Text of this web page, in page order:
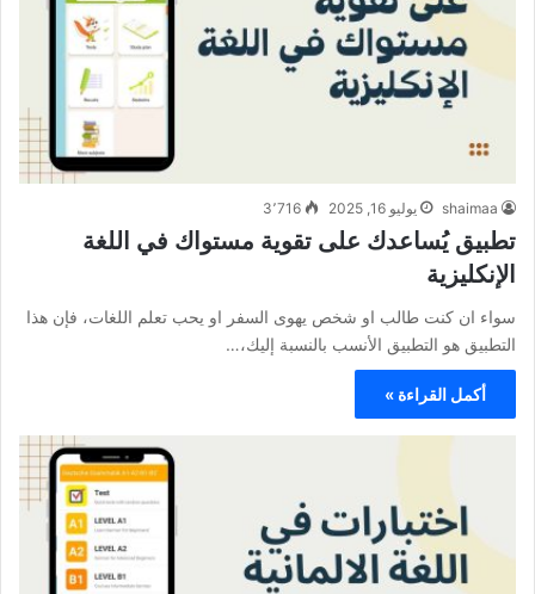
shaimaa يوليو 16, 2025 3٬716
تطبيق يُساعدك على تقوية مستواك في اللغة
الإنكليزية
سواء ان كنت طالب او شخص يهوى السفر او يحب تعلم اللغات، فإن هذا
التطبيق هو التطبيق الأنسب بالنسبة إليك،…
أكمل القراءة »